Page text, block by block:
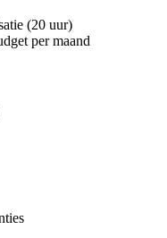
(20 uur)
per maand